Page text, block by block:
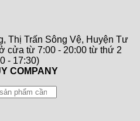
Thị Trấn Sông Vệ, Huyện Tư
cửa từ 7:00 - 20:00 từ thứ 2
- 17:30)
COMPANY